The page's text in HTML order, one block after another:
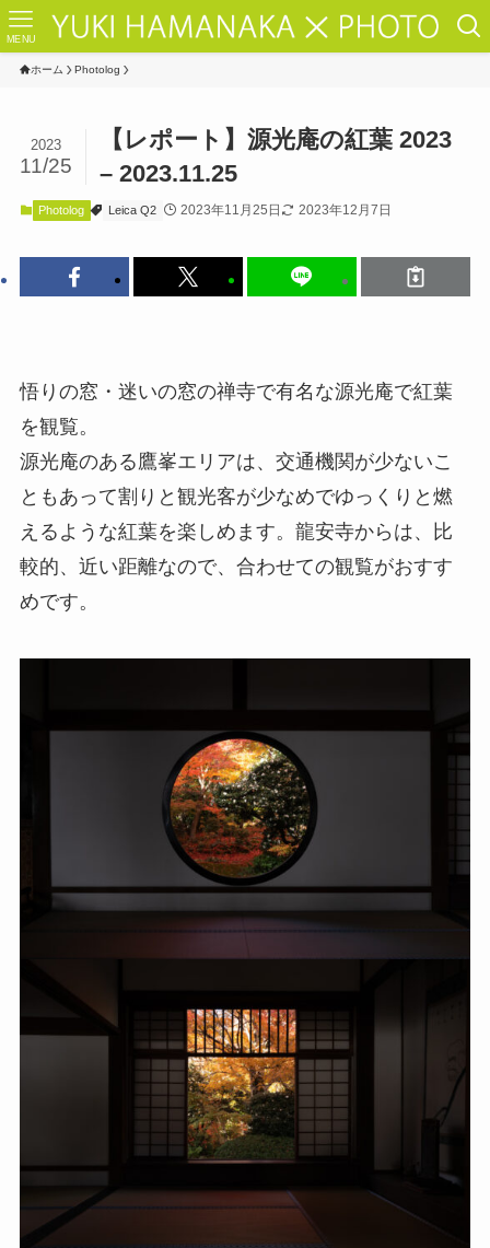
MENU
ホーム Photolog
【レポート】源光庵の紅葉 2023
– 2023.11.25
2023
11/25
Photolog Leica Q2 2023年11月25日 2023年12月7日
悟りの窓・迷いの窓の禅寺で有名な源光庵で紅葉
を観覧。
源光庵のある鷹峯エリアは、交通機関が少ないこ
ともあって割りと観光客が少なめでゆっくりと燃
えるような紅葉を楽しめます。龍安寺からは、比
較的、近い距離なので、合わせての観覧がおすす
めです。